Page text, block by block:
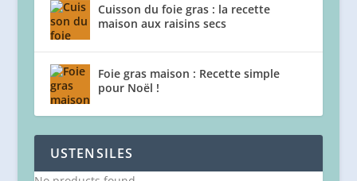
Cuisson du foie gras : la recette
maison aux raisins secs
Foie gras maison : Recette simple
pour Noël !
USTENSILES